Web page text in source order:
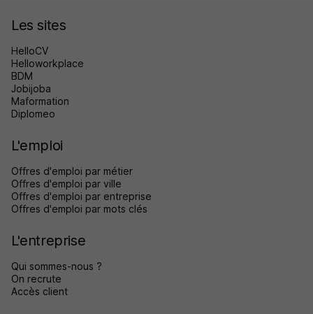
Les sites
HelloCV
Helloworkplace
BDM
Jobijoba
Maformation
Diplomeo
L'emploi
Offres d'emploi par métier
Offres d'emploi par ville
Offres d'emploi par entreprise
Offres d'emploi par mots clés
L'entreprise
Qui sommes-nous ?
On recrute
Accès client